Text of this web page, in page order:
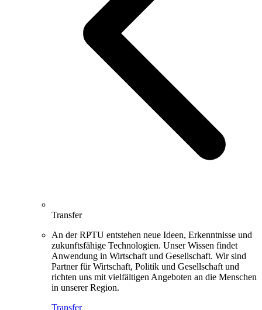
Transfer
An der RPTU entstehen neue Ideen, Erkenntnisse und
zukunftsfähige Technologien. Unser Wissen findet
Anwendung in Wirtschaft und Gesellschaft. Wir sind
Partner für Wirtschaft, Politik und Gesellschaft und
richten uns mit vielfältigen Angeboten an die Menschen
in unserer Region.
Transfer